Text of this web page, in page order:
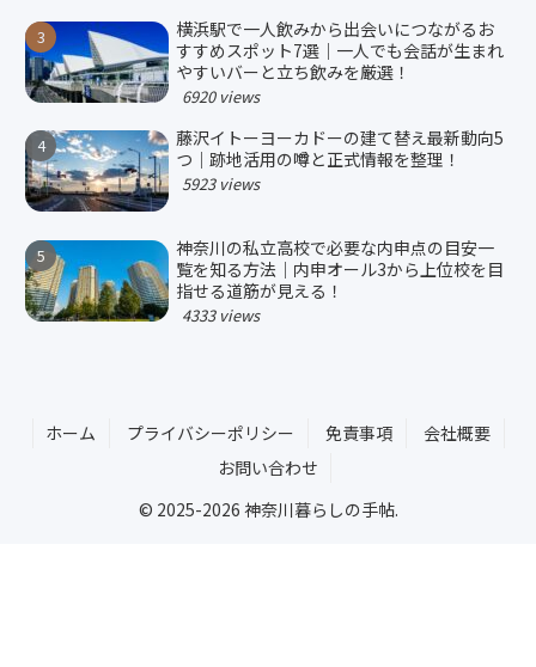
横浜駅で一人飲みから出会いにつながるお
すすめスポット7選｜一人でも会話が生まれ
やすいバーと立ち飲みを厳選！
6920 views
藤沢イトーヨーカドーの建て替え最新動向5
つ｜跡地活用の噂と正式情報を整理！
5923 views
神奈川の私立高校で必要な内申点の目安一
覧を知る方法｜内申オール3から上位校を目
指せる道筋が見える！
4333 views
ホーム プライバシーポリシー 免責事項
会社概要
お問い合わせ
© 2025-2026 神奈川暮らしの手帖.